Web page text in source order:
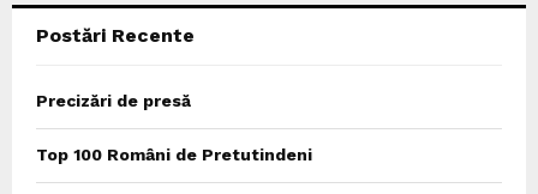
Postări Recente
Precizări de presă
Top 100 Români de Pretutindeni